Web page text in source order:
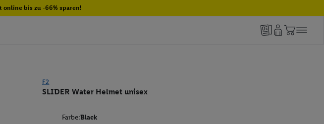
online bis zu -66% sparen!
F2
SLIDER Water Helmet unisex
Farbe:Black